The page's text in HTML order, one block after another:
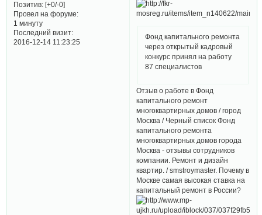
Позитив: [+0/-0]
Провел на форуме:
1 минуту
Последний визит:
2016-12-14 11:23:25
Фонд капитального ремонта
через открытый кадровый
конкурс принял на работу
87 специалистов
Отзыв о работе в Фонд
капитального ремонт
многоквартирных домов / город
Москва / Черный список Фонд
капитального ремонта
многоквартирных домов города
Москва - отзывы сотрудников
компании. Ремонт и дизайн
квартир. / smstroymaster. Почему в
Москве самая высокая ставка на
капитальный ремонт в России?